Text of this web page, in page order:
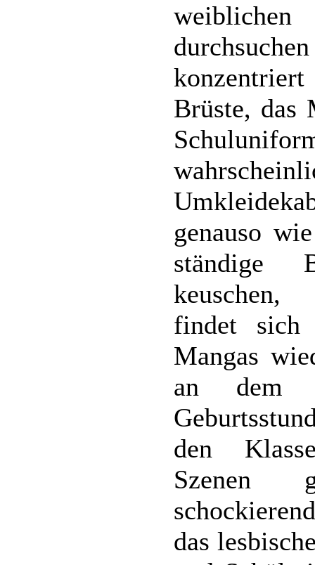
weiblichen
Brüste, das
genauso
ständige
keuschen,
findet sich
Mangas
an dem
den
Szenen
das